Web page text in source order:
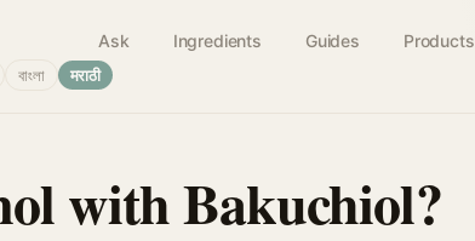
Ask Ingredients Guides Products
বাংলা मराठी
with Bakuchiol?